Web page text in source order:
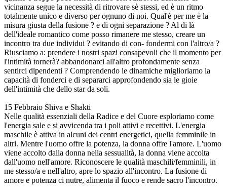
vicinanza segue la necessità di ritrovare sè stessi, ed è un ritmo
totalmente unico e diverso per ognuno di noi. Qual'è per me è la
misura giusta della fusione ? e di ogni separazione ? Al di là
dell'ideale romantico come posso rimanere me stesso, creare un
incontro tra due individui ? evitando di con- fondermi con l'altro/a ?
Riusciamo a: prendere i nostri spazi consapevoli che il momento per
l'intimità tornerà? abbandonarci all'altro profondamente senza
sentirci dipendenti ? Comprendendo le dinamiche miglioriamo la
capacità di fonderci e di separarci approfondendo sia le gioie
dell'intimità che dello star da soli.
15 Febbraio Shiva e Shakti
Nelle qualità essenziali della Radice e del Cuore esploriamo come
l'energia sale e si avvicenda tra i poli attivi e recettivi. L'energia
maschile è attiva in alcuni dei centri energetici, quella femminile in
altri. Mentre l'uomo offre la potenza, la donna offre l'amore. L'uomo
viene accolto dalla donna nella sessualità, la donna viene accolta
dall'uomo nell'amore. Riconoscere le qualità maschili/femminili, in
me stesso/a e nell'altro, apre lo spazio all'incontro. La fusione di
amore e potenza ci nutre, alimenta il fuoco e rende sacro l'incontro.